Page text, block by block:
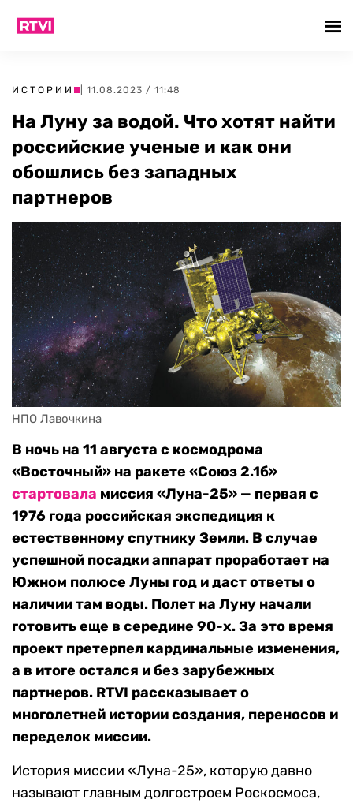
ИСТОРИИ | 11.08.2023 / 11:48
На Луну за водой. Что хотят найти
российские ученые и как они
обошлись без западных
партнеров
НПО Лавочкина
В ночь на 11 августа с космодрома
«Восточный» на ракете «Союз 2.1б»
стартовала миссия «Луна-25» — первая с
1976 года российская экспедиция к
естественному спутнику Земли. В случае
успешной посадки аппарат проработает на
Южном полюсе Луны год и даст ответы о
наличии там воды. Полет на Луну начали
готовить еще в середине 90-х. За это время
проект претерпел кардинальные изменения,
а в итоге остался и без зарубежных
партнеров. RTVI рассказывает о
многолетней истории создания, переносов и
переделок миссии.
История миссии «Луна-25», которую давно
называют главным долгостроем Роскосмоса,